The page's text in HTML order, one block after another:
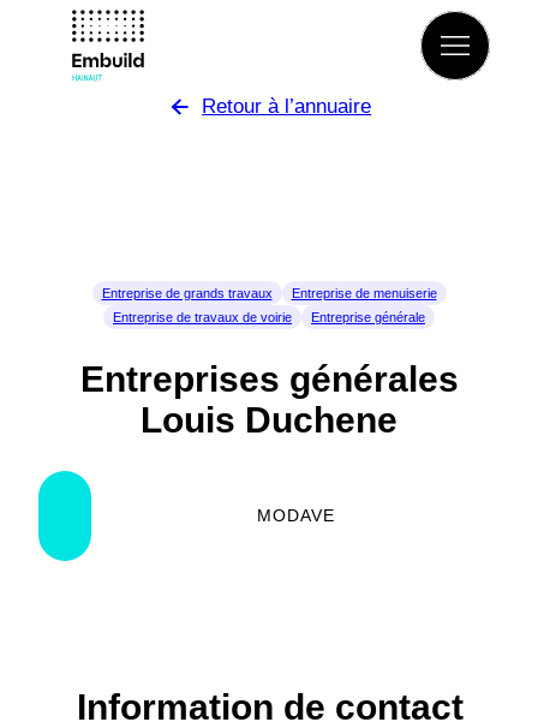
Retour à l’annuaire
Entreprise de grands travaux
Entreprise de menuiserie
Entreprise de travaux de voirie
Entreprise générale
Entreprises générales
Louis Duchene
MODAVE
Information de contact